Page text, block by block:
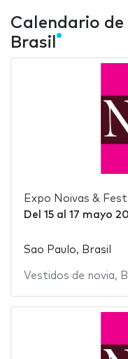
Calendario de
Brasil
Expo Noivas &
Del 15al 17 mayo
Sao Paulo, Brasil
Vestidos de novia,